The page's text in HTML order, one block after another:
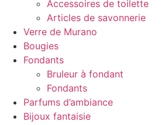
Accessoires de toilette
Articles de savonnerie
Verre de Murano
Bougies
Fondants
Bruleur à fondant
Fondants
Parfums d’ambiance
Bijoux fantaisie